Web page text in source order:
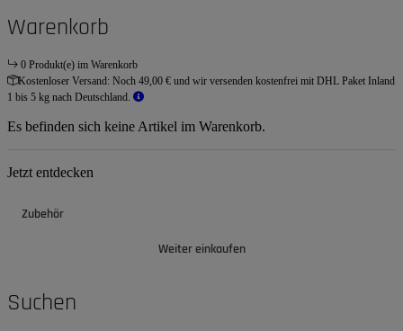
Warenkorb
0 Produkt(e) im Warenkorb
Kostenloser Versand: Noch 49,00 € und wir versenden kostenfrei mit DHL Paket Inland
1 bis 5 kg nach Deutschland.
Es befinden sich keine Artikel im Warenkorb.
Jetzt entdecken
Zubehör
Weiter einkaufen
Suchen